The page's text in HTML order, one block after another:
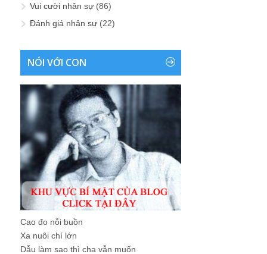
Vui cười nhân sự (86)
Đánh giá nhân sự (22)
NÓI VỚI CON
Cao đo nỗi buồn
Xa nuôi chí lớn
Dẫu làm sao thì cha vẫn muốn